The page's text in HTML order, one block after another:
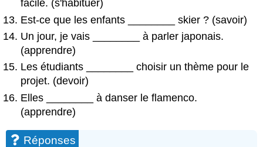
facile. (s'habituer)
Est-ce que les enfants
skier ? (savoir)
Un jour, je vais
à parler japonais.
(apprendre)
Les étudiants
choisir un thème pour le
projet. (devoir)
Elles
à danser le flamenco.
(apprendre)
Réponses